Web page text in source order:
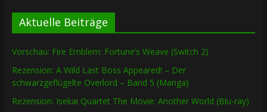
Aktuelle Beiträge
Vorschau: Fire Emblem: Fortune’s Weave (Switch 2)
Rezension: A Wild Last Boss Appeared! – Der
schwarzgeflügelte Overlord – Band 5 (Manga)
Rezension: Isekai Quartet The Movie: Another World (Blu-ray)